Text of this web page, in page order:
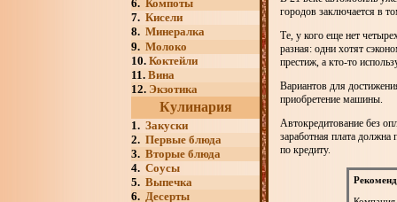
6. Компоты
7. Кисели
8. Минералка
9. Молоко
10. Коктейли
11. Вина
12. Экзотика
Кулинария
1. Закуски
2. Первые блюда
3. Вторые блюда
4. Соусы
5. Выпечка
6. Десерты
городов заключается в
Те, у кого еще нет
разная: одни хотят
престиж, а кто-то
Вариантов для
приобретение машины.
Автокредитование без
заработная плата
по кредиту.